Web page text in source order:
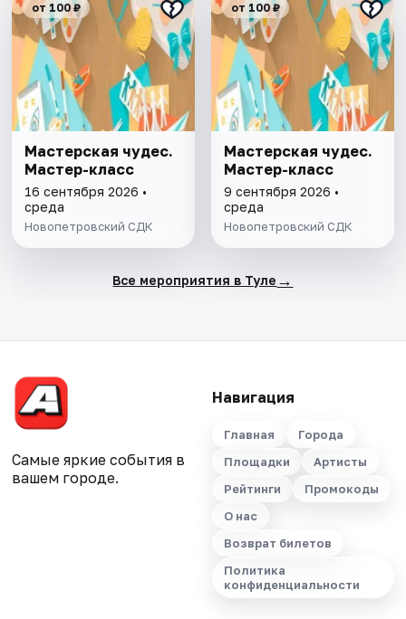
от 100 ₽
Мастерская чудес.
Мастер-класс
16 сентября 2026 •
среда
Новопетровский СДК
от 100 ₽
Мастерская чудес.
Мастер-класс
9 сентября 2026 •
среда
Новопетровский СДК
Все мероприятия в Туле →
Самые яркие события в
вашем городе.
Навигация
Главная
Города
Площадки
Артисты
Рейтинги
Промокоды
О нас
Возврат билетов
Политика
конфиденциальности